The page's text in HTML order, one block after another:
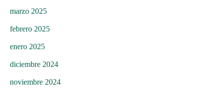
marzo 2025
febrero 2025
enero 2025
diciembre 2024
noviembre 2024